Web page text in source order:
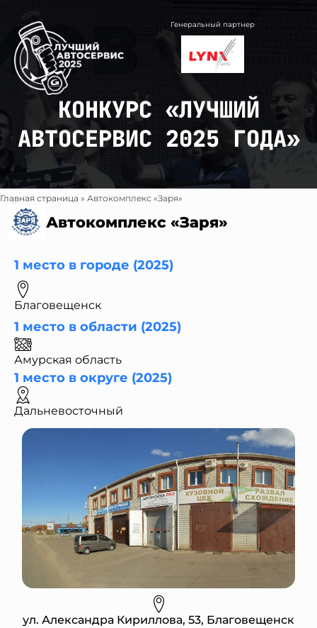
содержимому
Генеральный партнер
КОНКУРС «ЛУЧШИЙ
АВТОСЕРВИС 2025 ГОДА»
Главная страница » Автокомплекс «Заря»
Автокомплекс «Заря»
1 место в городе (2025)
Благовещенск
1 место в области (2025)
Амурская область
1 место в округе (2025)
Дальневосточный
ул. Александра Кириллова, 53, Благовещенск